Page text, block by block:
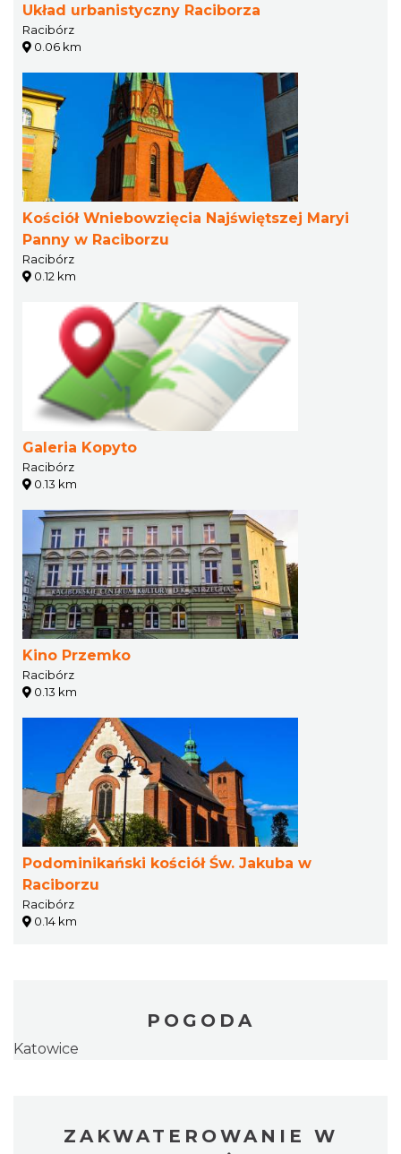
Układ urbanistyczny Raciborza
Racibórz
0.06 km
Kościół Wniebowzięcia Najświętszej Maryi
Panny w Raciborzu
Racibórz
0.12 km
Galeria Kopyto
Racibórz
0.13 km
Kino Przemko
Racibórz
0.13 km
Podominikański kościół Św. Jakuba w
Raciborzu
Racibórz
0.14 km
POGODA
Katowice
ZAKWATEROWANIE W